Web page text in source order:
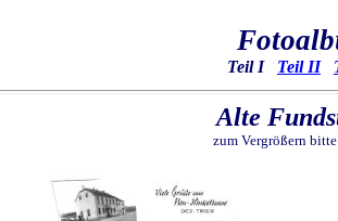
Teil I Teil II
Alte
zum Vergrößern